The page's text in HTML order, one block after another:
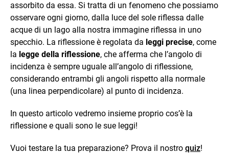
assorbito da essa. Si tratta di un fenomeno che possiamo
osservare ogni giorno, dalla luce del sole riflessa dalle
acque di un lago alla nostra immagine riflessa in uno
specchio. La riflessione è regolata da leggi precise, come
la legge della riflessione, che afferma che l’angolo di
incidenza è sempre uguale all’angolo di riflessione,
considerando entrambi gli angoli rispetto alla normale
(una linea perpendicolare) al punto di incidenza.
In questo articolo vedremo insieme proprio cos’è la
riflessione e quali sono le sue leggi!
Vuoi testare la tua preparazione? Prova il nostro quiz!